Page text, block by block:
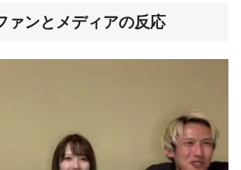
ァンとメディアの反応